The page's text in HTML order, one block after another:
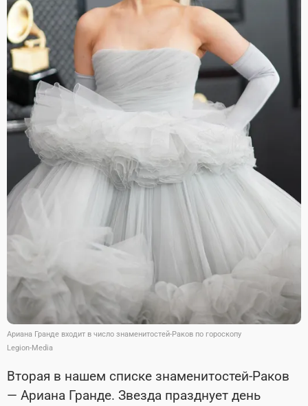
Ариана Гранде входит в число знаменитостей-Раков по гороскопу
Legion-Media
Вторая в нашем списке знаменитостей-Раков
— Ариана Гранде. Звезда празднует день